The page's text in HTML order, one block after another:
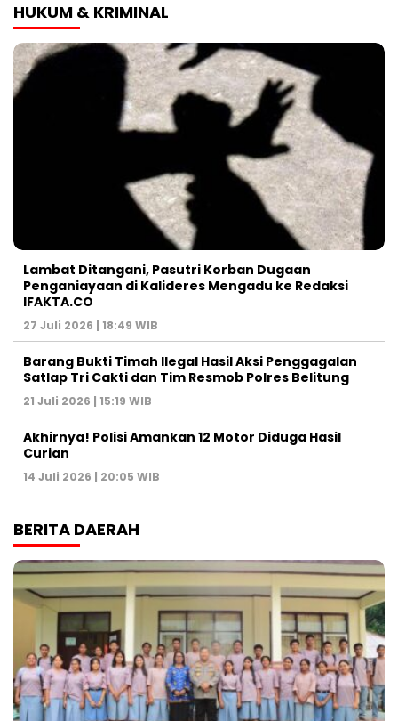
HUKUM & KRIMINAL
Lambat Ditangani, Pasutri Korban Dugaan
Penganiayaan di Kalideres Mengadu ke Redaksi
IFAKTA.CO
27 Juli 2026 | 18:49 WIB
Barang Bukti Timah Ilegal Hasil Aksi Penggagalan
Satlap Tri Cakti dan Tim Resmob Polres Belitung
21 Juli 2026 | 15:19 WIB
Akhirnya! Polisi Amankan 12 Motor Diduga Hasil
Curian
14 Juli 2026 | 20:05 WIB
BERITA DAERAH